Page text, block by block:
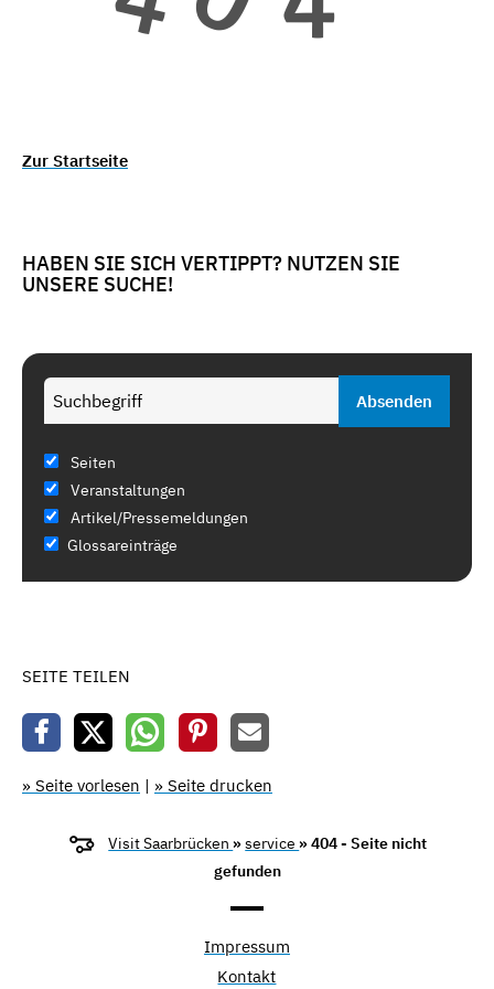
Zur Startseite
HABEN SIE SICH VERTIPPT? NUTZEN SIE
UNSERE SUCHE!
Seiten
Veranstaltungen
Artikel/Pressemeldungen
Glossareinträge
SEITE TEILEN
» Seite vorlesen | » Seite drucken
Visit Saarbrücken »service » 404 - Seite nicht
gefunden
Impressum
Kontakt